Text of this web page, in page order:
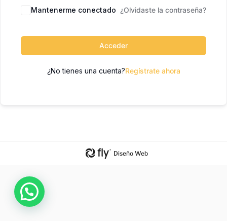
Mantenerme conectado ¿Olvidaste la contraseña?
Acceder
¿No tienes una cuenta?Regístrate ahora
Diseño Web